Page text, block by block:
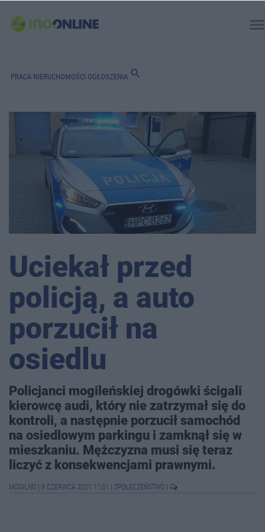
PRACA NIERUCHOMOŚCI OGŁOSZENIA search
Uciekał przed
policją, a auto
porzucił na
osiedlu
Policjanci mogileńskiej drogówki ścigali
kierowcę audi, który nie zatrzymał się do
kontroli, a następnie porzucił samochód
na osiedlowym parkingu i zamknął się w
mieszkaniu. Mężczyzna musi się teraz
liczyć z konsekwencjami prawnymi.
MOGILNO 9 CZERWCA 2021 11:01 SPOŁECZEŃSTWO